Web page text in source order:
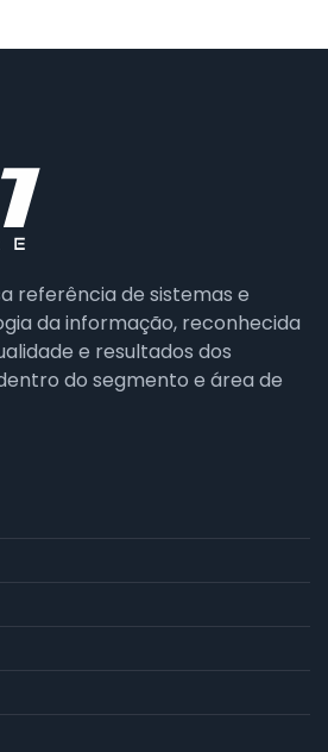
referência de sistemas e
da informação, reconhecida
e resultados dos
do segmento e área de